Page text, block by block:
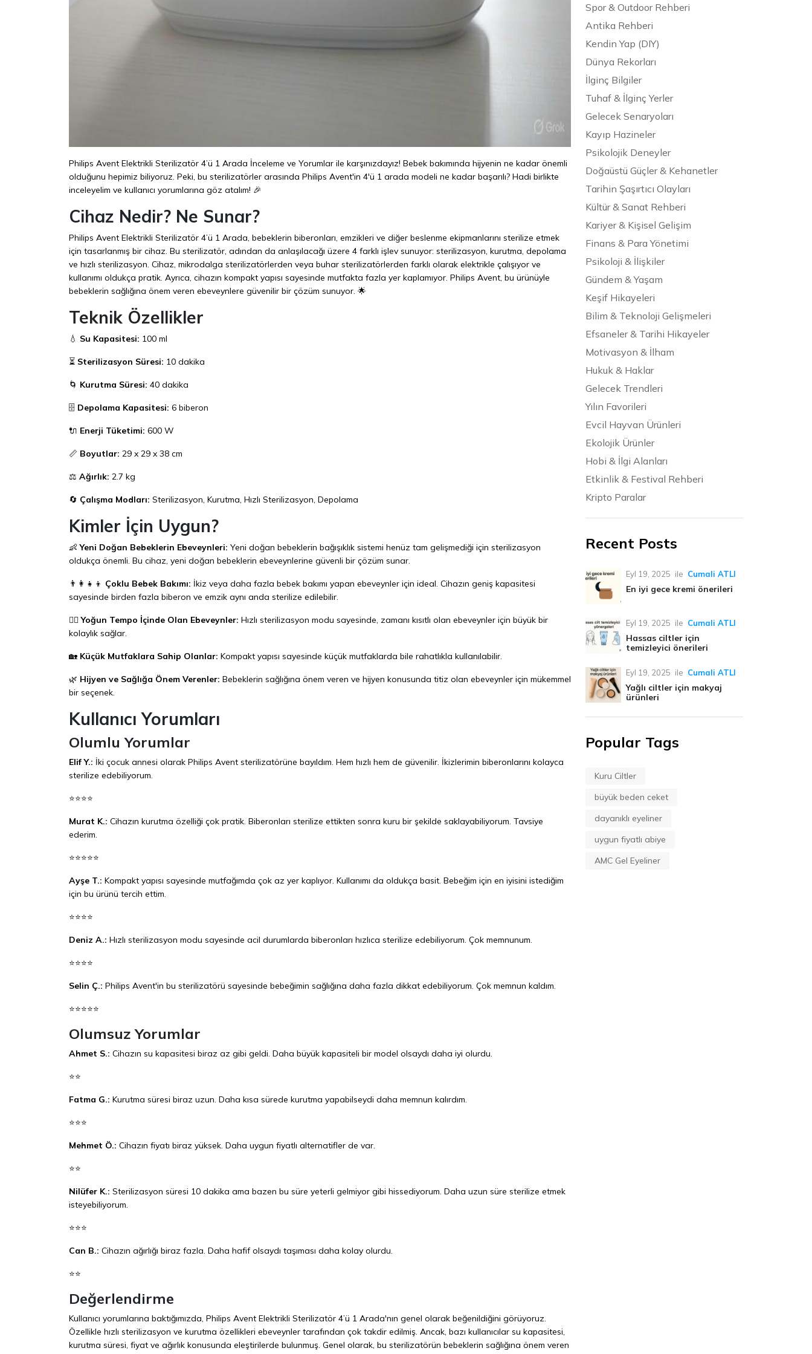
Philips Avent Elektrikli Sterilizatör 4’ü 1 Arada İnceleme ve Yorumlar ile karşınızdayız! Bebek bakımında hijyenin ne kadar önemli
olduğunu hepimiz biliyoruz. Peki, bu sterilizatörler arasında Philips Avent'in 4'ü 1 arada modeli ne kadar başarılı? Hadi birlikte
inceleyelim ve kullanıcı yorumlarına göz atalım! 🎉
Cihaz Nedir? Ne Sunar?
Philips Avent Elektrikli Sterilizatör 4’ü 1 Arada, bebeklerin biberonları, emzikleri ve diğer beslenme ekipmanlarını sterilize etmek
için tasarlanmış bir cihaz. Bu sterilizatör, adından da anlaşılacağı üzere 4 farklı işlev sunuyor: sterilizasyon, kurutma, depolama
ve hızlı sterilizasyon. Cihaz, mikrodalga sterilizatörlerden veya buhar sterilizatörlerden farklı olarak elektrikle çalışıyor ve
kullanımı oldukça pratik. Ayrıca, cihazın kompakt yapısı sayesinde mutfakta fazla yer kaplamıyor. Philips Avent, bu ürünüyle
bebeklerin sağlığına önem veren ebeveynlere güvenilir bir çözüm sunuyor. 🌟
Teknik Özellikler
💧 Su Kapasitesi: 100 ml
⏳ Sterilizasyon Süresi: 10 dakika
🌀 Kurutma Süresi: 40 dakika
🗄️ Depolama Kapasitesi: 6 biberon
🔌 Enerji Tüketimi: 600 W
📏 Boyutlar: 29 x 29 x 38 cm
⚖️ Ağırlık: 2.7 kg
🔄 Çalışma Modları: Sterilizasyon, Kurutma, Hızlı Sterilizasyon, Depolama
Kimler İçin Uygun?
👶Yeni Doğan Bebeklerin Ebeveynleri: Yeni doğan bebeklerin bağışıklık sistemi henüz tam gelişmediği için sterilizasyon
oldukça önemli. Bu cihaz, yeni doğan bebeklerin ebeveynlerine güvenli bir çözüm sunar.
👨‍👩‍👧‍👦 Çoklu Bebek Bakımı: İkiz veya daha fazla bebek bakımı yapan ebeveynler için ideal. Cihazın geniş kapasitesi
sayesinde birden fazla biberon ve emzik aynı anda sterilize edilebilir.
🏃‍♀️Yoğun Tempo İçinde Olan Ebeveynler: Hızlı sterilizasyon modu sayesinde, zamanı kısıtlı olan ebeveynler için büyük bir
kolaylık sağlar.
🏡 Küçük Mutfaklara Sahip Olanlar: Kompakt yapısı sayesinde küçük mutfaklarda bile rahatlıkla kullanılabilir.
🌿 Hijyen ve Sağlığa Önem Verenler: Bebeklerin sağlığına önem veren ve hijyen konusunda titiz olan ebeveynler için mükemmel
bir seçenek.
Kullanıcı Yorumları
Olumlu Yorumlar
Elif Y.: İki çocuk annesi olarak Philips Avent sterilizatörüne bayıldım. Hem hızlı hem de güvenilir. İkizlerimin biberonlarını kolayca
sterilize edebiliyorum.
⭐⭐⭐⭐
Murat K.: Cihazın kurutma özelliği çok pratik. Biberonları sterilize ettikten sonra kuru bir şekilde saklayabiliyorum. Tavsiye
ederim.
⭐⭐⭐⭐⭐
Ayşe T.: Kompakt yapısı sayesinde mutfağımda çok az yer kaplıyor. Kullanımı da oldukça basit. Bebeğim için en iyisini istediğim
için bu ürünü tercih ettim.
⭐⭐⭐⭐
Deniz A.: Hızlı sterilizasyon modu sayesinde acil durumlarda biberonları hızlıca sterilize edebiliyorum. Çok memnunum.
⭐⭐⭐⭐
Selin Ç.: Philips Avent'in bu sterilizatörü sayesinde bebeğimin sağlığına daha fazla dikkat edebiliyorum. Çok memnun kaldım.
⭐⭐⭐⭐⭐
Olumsuz Yorumlar
Ahmet S.: Cihazın su kapasitesi biraz az gibi geldi. Daha büyük kapasiteli bir model olsaydı daha iyi olurdu.
⭐⭐
Fatma G.: Kurutma süresi biraz uzun. Daha kısa sürede kurutma yapabilseydi daha memnun kalırdım.
⭐⭐⭐
Mehmet Ö.: Cihazın fiyatı biraz yüksek. Daha uygun fiyatlı alternatifler de var.
⭐⭐
Nilüfer K.: Sterilizasyon süresi 10 dakika ama bazen bu süre yeterli gelmiyor gibi hissediyorum. Daha uzun süre sterilize etmek
isteyebiliyorum.
⭐⭐⭐
Can B.: Cihazın ağırlığı biraz fazla. Daha hafif olsaydı taşıması daha kolay olurdu.
⭐⭐
Değerlendirme
Kullanıcı yorumlarına baktığımızda, Philips Avent Elektrikli Sterilizatör 4’ü 1 Arada'nın genel olarak beğenildiğini görüyoruz.
Özellikle hızlı sterilizasyon ve kurutma özellikleri ebeveynler tarafından çok takdir edilmiş. Ancak, bazı kullanıcılar su kapasitesi,
kurutma süresi, fiyat ve ağırlık konusunda eleştirilerde bulunmuş. Genel olarak, bu sterilizatörün bebeklerin sağlığına önem veren
Spor & Outdoor Rehberi
Antika Rehberi
Kendin Yap (DIY)
Dünya Rekorları
İlginç Bilgiler
Tuhaf & İlginç Yerler
Gelecek Senaryoları
Kayıp Hazineler
Psikolojik Deneyler
Doğaüstü Güçler & Kehanetler
Tarihin Şaşırtıcı Olayları
Kültür & Sanat Rehberi
Kariyer & Kişisel Gelişim
Finans & Para Yönetimi
Psikoloji & İlişkiler
Gündem & Yaşam
Keşif Hikayeleri
Bilim & Teknoloji Gelişmeleri
Efsaneler & Tarihi Hikayeler
Motivasyon & İlham
Hukuk & Haklar
Gelecek Trendleri
Yılın Favorileri
Evcil Hayvan Ürünleri
Ekolojik Ürünler
Hobi & İlgi Alanları
Etkinlik & Festival Rehberi
Kripto Paralar
Recent Posts
Eyl 19, 2025 ile Cumali ATLI
En iyi gece kremi önerileri
Eyl 19, 2025 ile Cumali ATLI
Hassas ciltler için
temizleyici önerileri
Eyl 19, 2025 ile Cumali ATLI
Yağlı ciltler için makyaj
ürünleri
Popular Tags
Kuru Ciltler
büyük beden ceket
dayanıklı eyeliner
uygun fiyatlı abiye
AMC Gel Eyeliner